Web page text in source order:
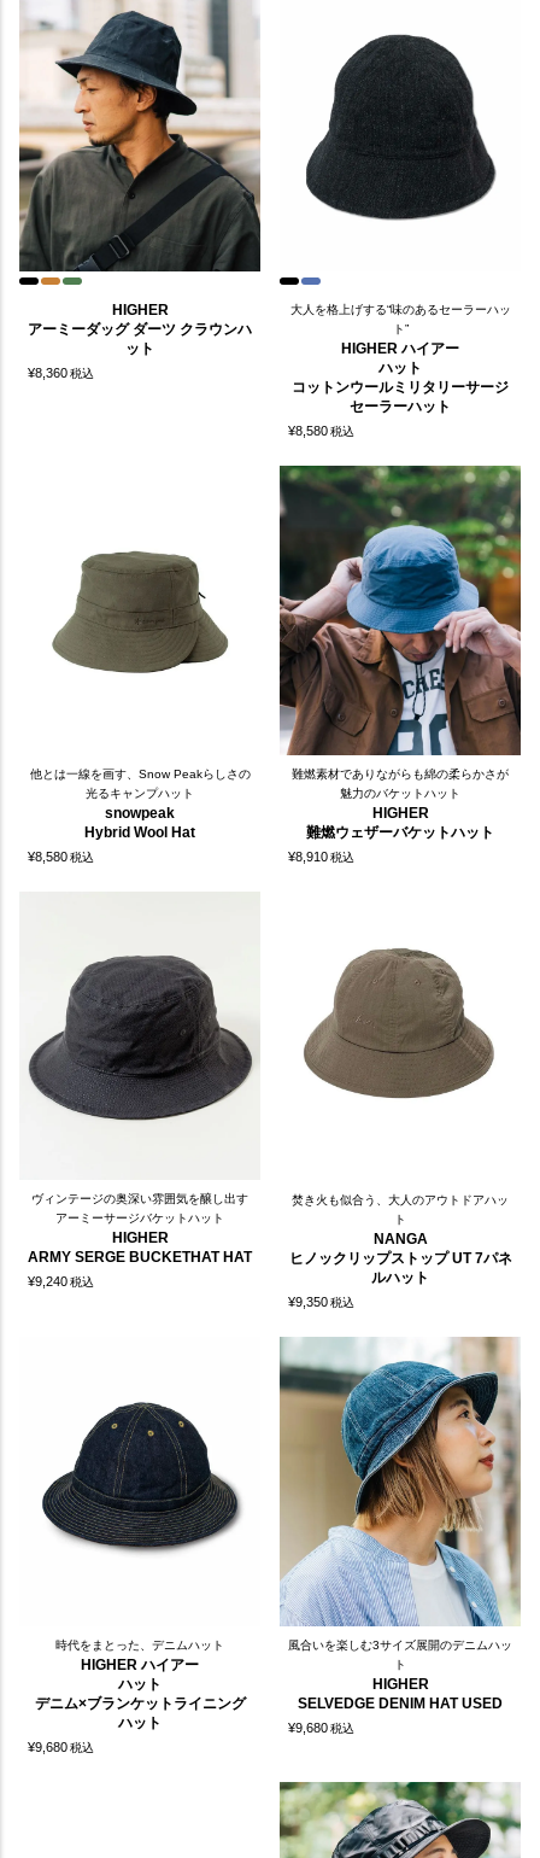
HIGHER
アーミーダッグ ダーツ クラウンハ
ット
¥8,360税込
大人を格上げする“味のあるセーラーハッ
ト”
HIGHER ハイアー
ハット
コットンウールミリタリーサージ
セーラーハット
¥8,580税込
他とは一線を画す、Snow Peakらしさの
光るキャンプハット
snowpeak
Hybrid Wool Hat
¥8,580税込
難燃素材でありながらも綿の柔らかさが
魅力のバケットハット
HIGHER
難燃ウェザーバケットハット
¥8,910税込
ヴィンテージの奥深い雰囲気を醸し出す
アーミーサージバケットハット
HIGHER
ARMY SERGE BUCKETHAT HAT
¥9,240税込
焚き火も似合う、大人のアウトドアハッ
ト
NANGA
ヒノックリップストップ UT 7パネ
ルハット
¥9,350税込
時代をまとった、デニムハット
HIGHER ハイアー
ハット
デニム×ブランケットライニング
ハット
¥9,680税込
風合いを楽しむ3サイズ展開のデニムハッ
ト
HIGHER
SELVEDGE DENIM HAT USED
¥9,680税込